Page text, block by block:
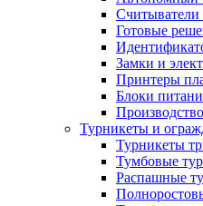
Готовые
Замки и
Принтеры
Блоки
Турникеты и
Турникеты
Тумбовые
Распашные